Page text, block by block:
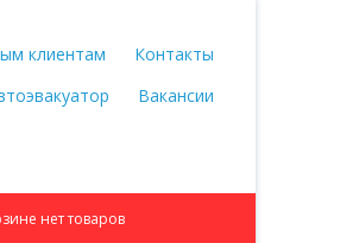
клиентам
Контакты
Вакансии
нет товаров